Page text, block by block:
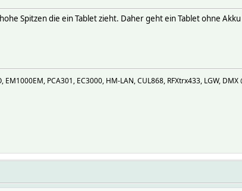
Spitzen die ein Tablet zieht. Daher geht ein Tablet ohne
EM1000EM, PCA301, EC3000, HM-LAN, CUL868, RFXtrx433, LGW,